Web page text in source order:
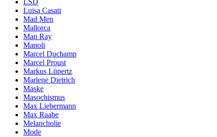
Luisa Casati
Mad Men
Mallorca
Man Ray
Manoli
Marcel Duchamp
Marcel Proust
Markus Lüpertz
Marlene Dietrich
Maske
Masochismus
Max Liebermann
Max Raabe
Melancholie
Mode